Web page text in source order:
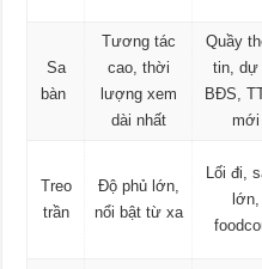
Sa
bàn
Tương tác
cao, thời
lượng xem
dài nhất
Quầy
tin, dự
BĐS,
mới
Treo
trần
Độ phủ lớn,
nổi bật từ xa
Lối đi,
lớn,